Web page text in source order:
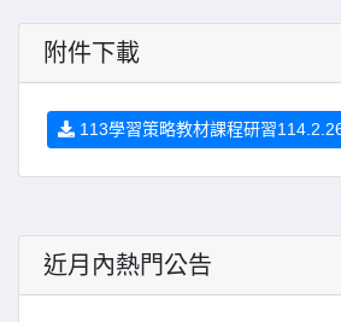
附件下載
113學習策略教材課程研習
近月內熱門公告